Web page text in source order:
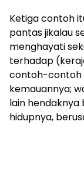
Ketiga contoh
pantas jikalau
menghayati
terhadap
contoh-contoh
kemauannya;
lain hendaknya
hidupnya,